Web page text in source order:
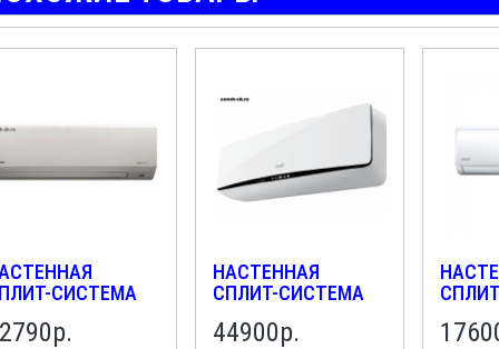
СИСТЕМА
E
НАСТЕННАЯ
СПЛИТ-СИСТЕМА
44900р.